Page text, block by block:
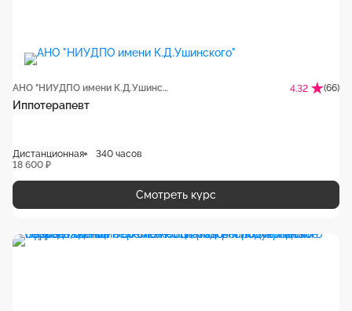
АНО "НИУДПО имени К.Д.Ушинского" 4.32 (66)
Иппотерапевт
Дистанционная
340 часов
18 600 ₽
Смотреть курс